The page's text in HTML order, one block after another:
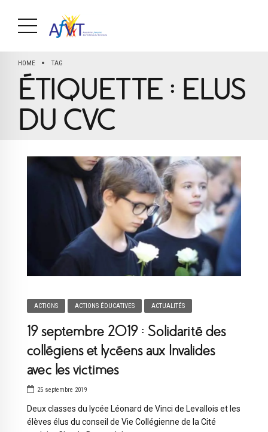
HOME TAG
ÉTIQUETTE : ELUS
DU CVC
ACTIONS ACTIONS ÉDUCATIVES ACTUALITÉS
19 septembre 2019 : Solidarité des
collégiens et lycéens aux Invalides
avec les victimes
25 septembre 2019
Deux classes du lycée Léonard de Vinci de Levallois et les
élèves élus du conseil de Vie Collégienne de la Cité